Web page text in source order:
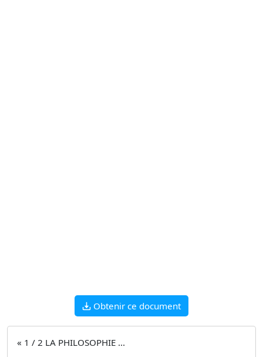
Obtenir ce document
« 1 / 2 LA PHILOSOPHIE ...